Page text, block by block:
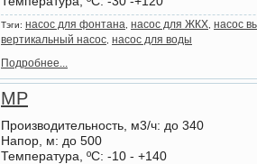
Тэги: насос для фонтана насос для ЖКХ насос
вертикальный насос насос для воды
Подробнее...
MP
Производительность, м3/ч: до 340
Напор, м: до 500
Температура, ºС: -10 - +140